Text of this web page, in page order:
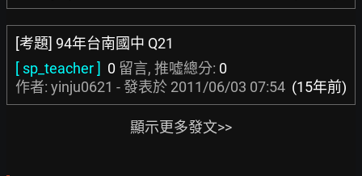
[考題] 94年台南國中 Q21
[ sp_teacher ] 0 留言, 推噓總分: 0
作者: yinju0621 - 發表於 2011/06/03 07:54 (15年前)
顯示更多發文>>